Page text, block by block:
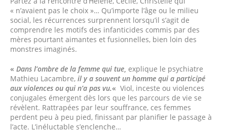
« n’avaient pas le choix »… Qu’importe l’âge ou le milieu
social, les récurrences surprennent lorsqu’il s’agit de
comprendre les motifs des infanticides commis par des
mères pourtant aimantes et fusionnelles, bien loin des
monstres imaginés.
« Dans l’ombre de la femme qui tue, explique le psychiatre
Mathieu Lacambre, il y a souvent un homme qui a participé
aux violences ou qui n’a pas vu.« Viol, inceste ou violences
conjugales émergent dès lors que les parcours de vie se
révèlent. Rattrapées par leur souffrance, ces femmes
perdent peu à peu pied, finissant par planifier le passage à
l’acte. L’inéluctable s’enclenche…